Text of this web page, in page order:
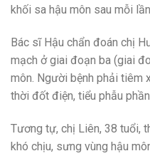
khối sa hậu môn sau mỗi
Bác sĩ Hậu chẩn đoán chị
mạch ở giai đoạn ba (giai
môn. Người bệnh phải tiêm
thời đốt điện, tiểu phẫu
Tương tự, chị Liên, 38 tuổi,
khó chịu, sưng vùng hậu